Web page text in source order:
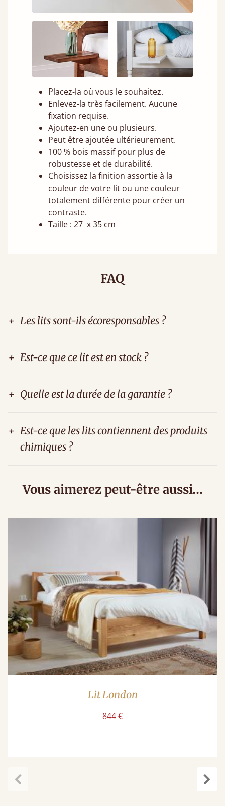
Placez-la où vous le souhaitez.
Enlevez-la très facilement. Aucune
fixation requise.
Ajoutez-en une ou plusieurs.
Peut être ajoutée ultérieurement.
100 % bois massif pour plus de
robustesse et de durabilité.
Choisissez la finition assortie à la
couleur de votre lit ou une couleur
totalement différente pour créer un
contraste.
Taille : 27 x 35 cm
FAQ
+ Les lits sont-ils écoresponsables ?
+ Est-ce que ce lit est en stock ?
+ Quelle est la durée de la garantie ?
+ Est-ce que les lits contiennent des produits
chimiques ?
Vous aimerez peut-être aussi…
Lit London
844 €